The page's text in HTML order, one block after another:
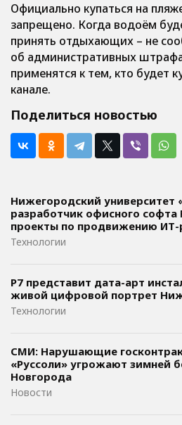
Официально купаться на
запрещено. Когда водоём
принять отдыхающих – не
об административных
применятся к тем, кто будет
канале.
Поделиться новостью
Нижегородский университет
разработчик офисного софта
проекты по продвижению
Технологии
Р7 представит дата-арт
живой цифровой портрет
Технологии
СМИ: Нарушающие
«Руссоли» угрожают зимней
Новгорода
Новости